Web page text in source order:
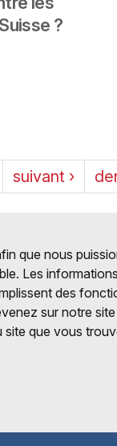
?
suivant ›
que nous
Les
des
sur notre
que vous